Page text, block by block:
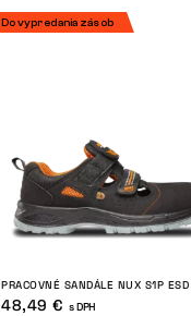
Do vypredania zásob
PRACOVNÉ SANDÁLE NUX S1P
48,49 € s DPH